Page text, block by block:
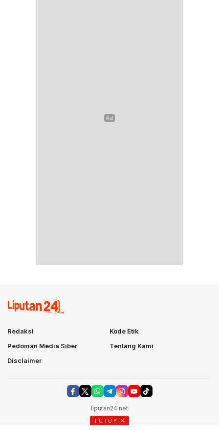
Redaksi
Kode Etik
Pedoman Media Siber
Tentang Kami
Disclaimer
liputan24.net
TUTUP